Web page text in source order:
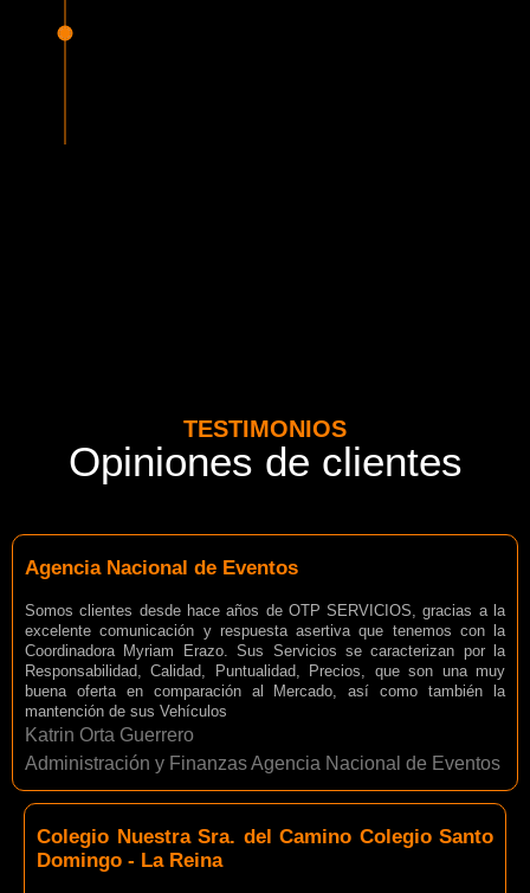
TESTIMONIOS
Opiniones de clientes
Agencia Nacional de Eventos
Somos clientes desde hace años de OTP SERVICIOS, gracias a la
excelente comunicación y respuesta asertiva que tenemos con la
Coordinadora Myriam Erazo. Sus Servicios se caracterizan por la
Responsabilidad, Calidad, Puntualidad, Precios, que son una muy
buena oferta en comparación al Mercado, así como también la
mantención de sus Vehículos
Katrin Orta Guerrero
Administración y Finanzas Agencia Nacional de Eventos
Colegio Nuestra Sra. del Camino Colegio Santo
Domingo - La Reina